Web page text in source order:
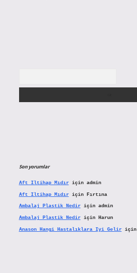
Son yorumlar
Aft Iltihap Mıdıriçin admin
Aft Iltihap Mıdıriçin Fırtına
Ambalaj Plastik Nediriçin admin
Ambalaj Plastik Nediriçin Harun
Anason Hangi Hastalıklara Iyi Geliriçin